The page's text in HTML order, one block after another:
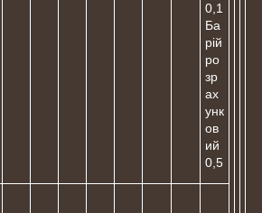
0,1
Ба
рій
ро
зр
ах
унк
ов
ий
0,5